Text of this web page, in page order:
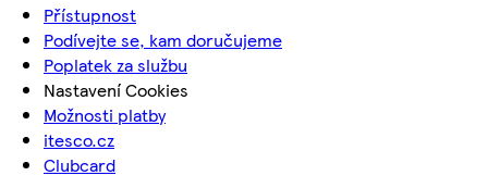
Přístupnost
Podívejte se, kam doručujeme
Poplatek za službu
Nastavení Cookies
Možnosti platby
itesco.cz
Clubcard